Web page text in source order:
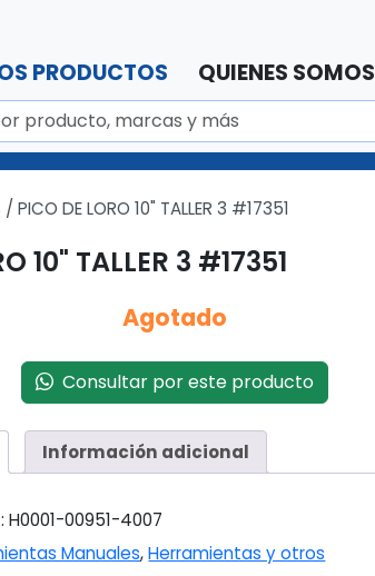
PRODUCTOS QUIENES SOMOS
/ PICO DE LORO 10" TALLER 3 #17351
10" TALLER 3 #17351
Agotado
Consultar por este producto
Información adicional
H0001-00951-4007
Manuales,Herramientas y otros